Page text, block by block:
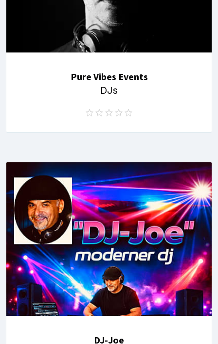
Pure Vibes Events
DJs
DJ-Joe